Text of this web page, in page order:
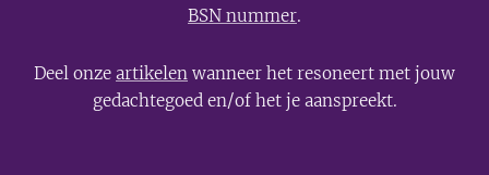
BSN nummer.
Deel onze artikelen wanneer het resoneert met jouw
gedachtegoed en/of het je aanspreekt.